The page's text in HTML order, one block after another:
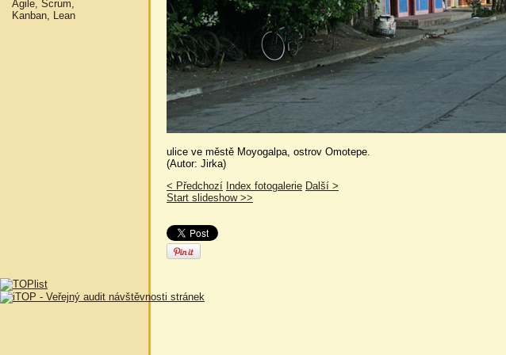
Agile, Scrum,
Kanban, Lean
ulice ve městě Moyogalpa, ostrov Omotepe.
(Autor: Jirka)
< Předchozí Index fotogalerie Další >
Start slideshow >>